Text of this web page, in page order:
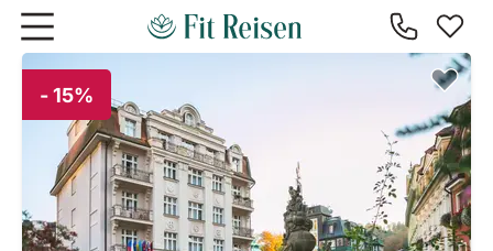
Zum Hauptinhalt springen
- 15%